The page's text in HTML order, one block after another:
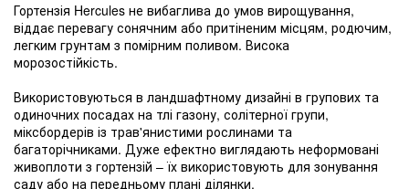
Гортензія Hercules не вибаглива до умов вирощування,
віддає перевагу сонячним або притіненим місцям, родючим,
легким грунтам з помірним поливом. Висока
морозостійкість.
Використовуються в ландшафтному дизайні в групових та
одиночних посадах на тлі газону, солітерної групи,
міксбордерів із трав'янистими рослинами та
багаторічниками. Дуже ефектно виглядають неформовані
живоплоти з гортензій – їх використовують для зонування
саду або на передньому плані ділянки.